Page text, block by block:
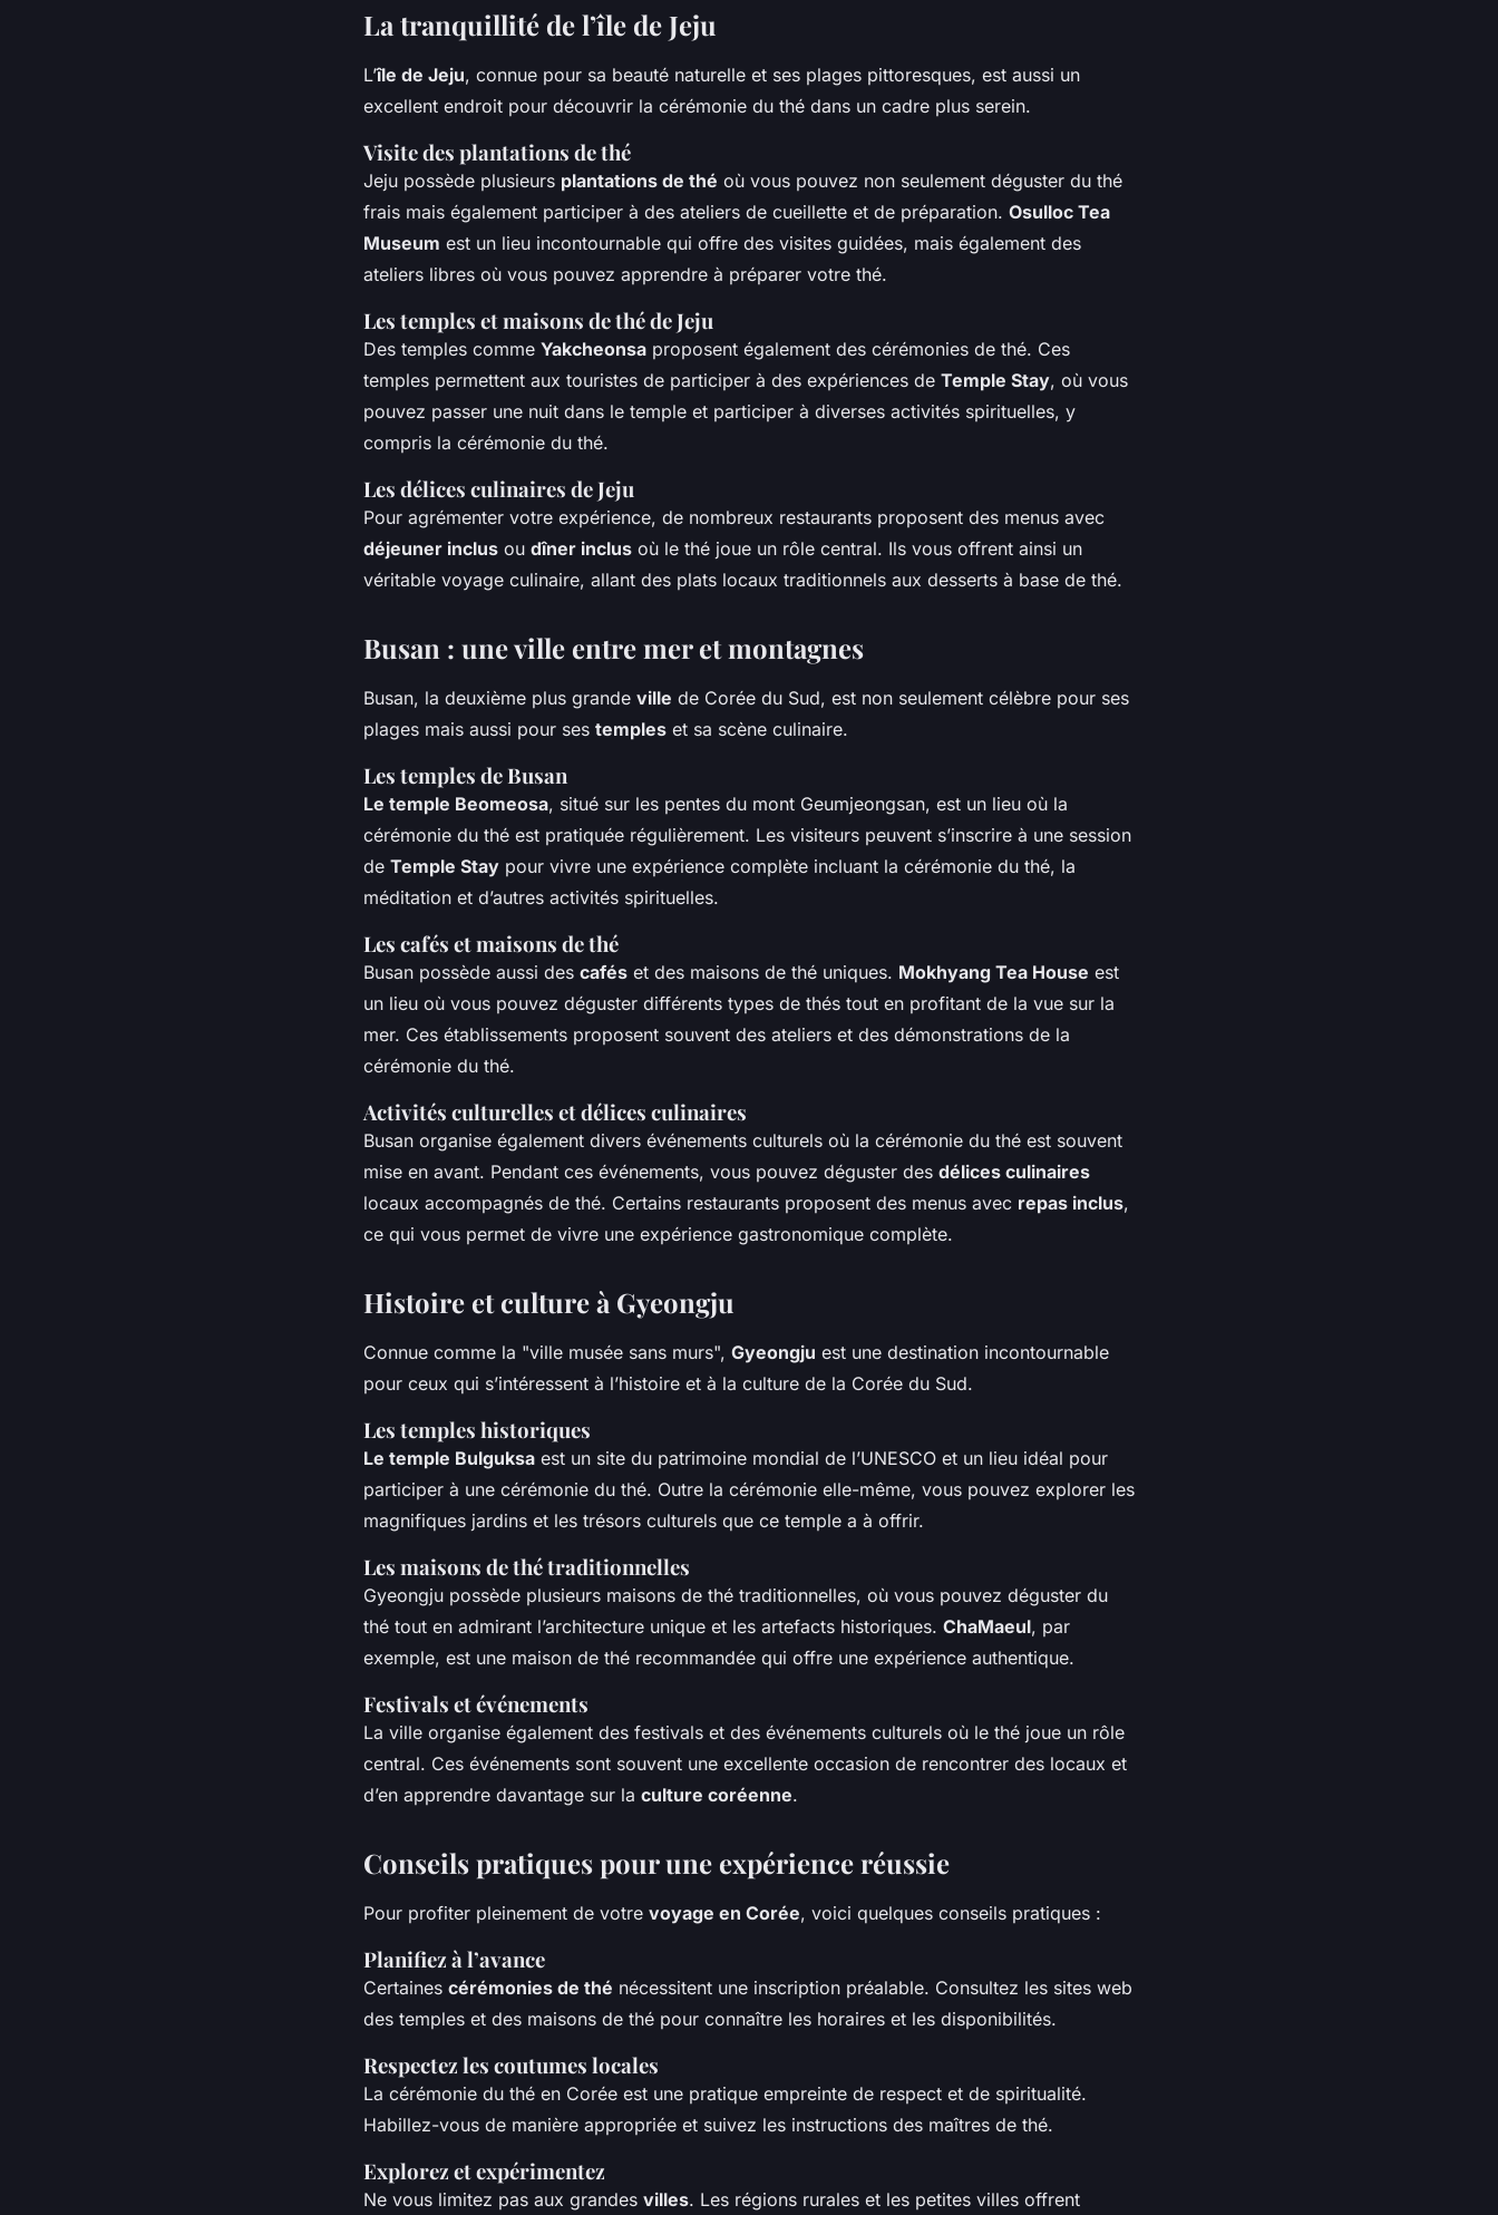
La tranquillité de l’île de Jeju
L’île de Jeju, connue pour sa beauté naturelle et ses plages pittoresques, est aussi un
excellent endroit pour découvrir la cérémonie du thé dans un cadre plus serein.
Visite des plantations de thé
Jeju possède plusieurs plantations de thé où vous pouvez non seulement déguster du thé
frais mais également participer à des ateliers de cueillette et de préparation. Osulloc Tea
Museum est un lieu incontournable qui offre des visites guidées, mais également des
ateliers libres où vous pouvez apprendre à préparer votre thé.
Les temples et maisons de thé de Jeju
Des temples comme Yakcheonsa proposent également des cérémonies de thé. Ces
temples permettent aux touristes de participer à des expériences de Temple Stay, où vous
pouvez passer une nuit dans le temple et participer à diverses activités spirituelles, y
compris la cérémonie du thé.
Les délices culinaires de Jeju
Pour agrémenter votre expérience, de nombreux restaurants proposent des menus avec
déjeuner inclus ou dîner inclus où le thé joue un rôle central. Ils vous offrent ainsi un
véritable voyage culinaire, allant des plats locaux traditionnels aux desserts à base de thé.
Busan : une ville entre mer et montagnes
Busan, la deuxième plus grande ville de Corée du Sud, est non seulement célèbre pour ses
plages mais aussi pour ses temples et sa scène culinaire.
Les temples de Busan
Le temple Beomeosa, situé sur les pentes du mont Geumjeongsan, est un lieu où la
cérémonie du thé est pratiquée régulièrement. Les visiteurs peuvent s’inscrire à une session
de Temple Stay pour vivre une expérience complète incluant la cérémonie du thé, la
méditation et d’autres activités spirituelles.
Les cafés et maisons de thé
Busan possède aussi des cafés et des maisons de thé uniques. Mokhyang Tea House est
un lieu où vous pouvez déguster différents types de thés tout en profitant de la vue sur la
mer. Ces établissements proposent souvent des ateliers et des démonstrations de la
cérémonie du thé.
Activités culturelles et délices culinaires
Busan organise également divers événements culturels où la cérémonie du thé est souvent
mise en avant. Pendant ces événements, vous pouvez déguster des délices culinaires
locaux accompagnés de thé. Certains restaurants proposent des menus avec repas inclus,
ce qui vous permet de vivre une expérience gastronomique complète.
Histoire et culture à Gyeongju
Connue comme la "ville musée sans murs", Gyeongju est une destination incontournable
pour ceux qui s’intéressent à l’histoire et à la culture de la Corée du Sud.
Les temples historiques
Le temple Bulguksa est un site du patrimoine mondial de l’UNESCO et un lieu idéal pour
participer à une cérémonie du thé. Outre la cérémonie elle-même, vous pouvez explorer les
magnifiques jardins et les trésors culturels que ce temple a à offrir.
Les maisons de thé traditionnelles
Gyeongju possède plusieurs maisons de thé traditionnelles, où vous pouvez déguster du
thé tout en admirant l’architecture unique et les artefacts historiques. ChaMaeul, par
exemple, est une maison de thé recommandée qui offre une expérience authentique.
Festivals et événements
La ville organise également des festivals et des événements culturels où le thé joue un rôle
central. Ces événements sont souvent une excellente occasion de rencontrer des locaux et
d’en apprendre davantage sur la culture coréenne.
Conseils pratiques pour une expérience réussie
Pour profiter pleinement de votre voyage en Corée, voici quelques conseils pratiques :
Planifiez à l’avance
Certaines cérémonies de thé nécessitent une inscription préalable. Consultez les sites web
des temples et des maisons de thé pour connaître les horaires et les disponibilités.
Respectez les coutumes locales
La cérémonie du thé en Corée est une pratique empreinte de respect et de spiritualité.
Habillez-vous de manière appropriée et suivez les instructions des maîtres de thé.
Explorez et expérimentez
Ne vous limitez pas aux grandes villes. Les régions rurales et les petites villes offrent